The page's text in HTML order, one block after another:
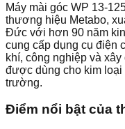
Máy mài góc WP 13-
thương hiệu Metabo,
Đức với hơn 90 năm
cung cấp dụng cụ điện
khí, công nghiệp và
được dùng cho kim loại
trường.
Điểm nổi bật của